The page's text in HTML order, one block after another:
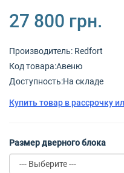
27 800 грн.
Производитель: Redfort
Код товарa:Авеню
Доступность:На складе
Купить товар в рассрочку
Размер дверного блока